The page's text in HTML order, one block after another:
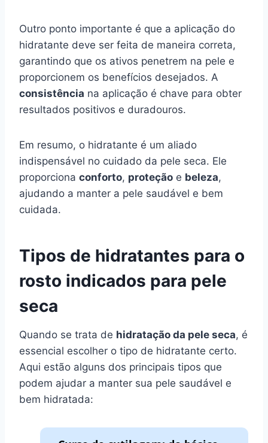
Outro ponto importante é que a aplicação do
hidratante deve ser feita de maneira correta,
garantindo que os ativos penetrem na pele e
proporcionem os benefícios desejados. A
consistência na aplicação é chave para obter
resultados positivos e duradouros.
Em resumo, o hidratante é um aliado
indispensável no cuidado da pele seca. Ele
proporciona conforto, proteção e beleza,
ajudando a manter a pele saudável e bem
cuidada.
Tipos de hidratantes para o
rosto indicados para pele
seca
Quando se trata de hidratação da pele seca, é
essencial escolher o tipo de hidratante certo.
Aqui estão alguns dos principais tipos que
podem ajudar a manter sua pele saudável e
bem hidratada: